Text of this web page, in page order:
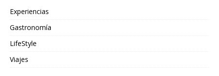
Experiencias
Gastronomía
LifeStyle
Viajes